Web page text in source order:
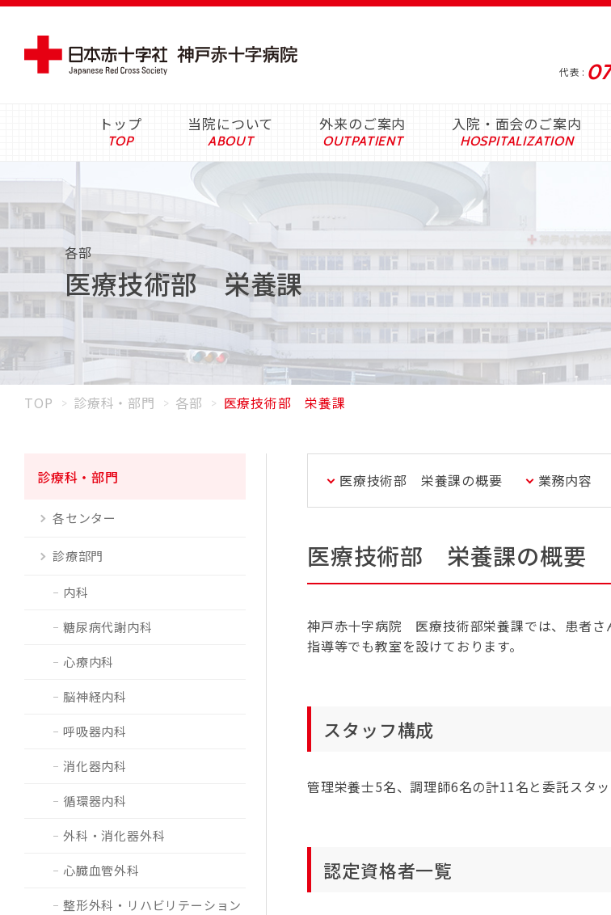
代表
トップ 当院について 外来のご案内 入院・面会のご案内
各部
医療技術部 栄養課
TOP 診療科・部門 各部 医療技術部 栄養課
医療技術部 栄養課の概要 業務内容
医療技術部 栄養課の概要
神戸赤十字病院 医療技術部栄養課では、患者さ
指導等でも教室を設けております。
スタッフ構成
管理栄養士5名、調理師6名の計11名と委託スタ
認定資格者一覧
診療科・部門
各センター
診療部門
内科
糖尿病代謝内科
心療内科
脳神経内科
呼吸器内科
消化器内科
循環器内科
外科・消化器外科
心臓血管外科
整形外科・リハビリテーション